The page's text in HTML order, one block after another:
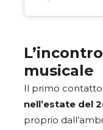
musicale
Il primo
nell’estate del
proprio